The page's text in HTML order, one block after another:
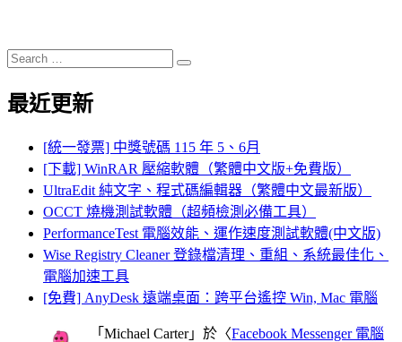
Search
for:
Search
最近更新
[統一發票] 中獎號碼 115 年 5、6月
[下載] WinRAR 壓縮軟體（繁體中文版+免費版）
UltraEdit 純文字、程式碼編輯器（繁體中文最新版）
OCCT 燒機測試軟體（超頻檢測必備工具）
PerformanceTest 電腦效能、運作速度測試軟體(中文版)
Wise Registry Cleaner 登錄檔清理、重組、系統最佳化、
電腦加速工具
[免費] AnyDesk 遠端桌面：跨平台遙控 Win, Mac 電腦
「 Michael Carter」於〈Facebook Messenger 電腦